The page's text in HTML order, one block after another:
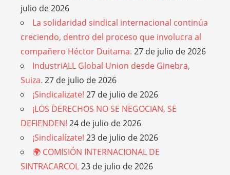
julio de 2026
La solidaridad sindical internacional continúa
creciendo, dentro del proceso que involucra al
compañero Héctor Duitama. 27 de julio de 2026
IndustriALL Global Union desde Ginebra,
Suiza. 27 de julio de 2026
¡Sindicalizate! 27 de julio de 2026
¡LOS DERECHOS NO SE NEGOCIAN, SE
DEFIENDEN! 24 de julio de 2026
¡Sindicalízate! 23 de julio de 2026
🌍 COMISIÓN INTERNACIONAL DE
SINTRACARCOL23 de julio de 2026